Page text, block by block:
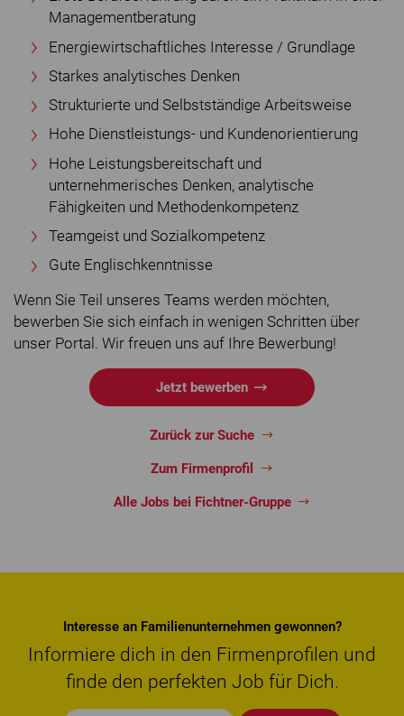
Managementberatung
Energiewirtschaftliches Interesse / Grundlage
Starkes analytisches Denken
Strukturierte und Selbstständige Arbeitsweise
Hohe Dienstleistungs- und Kundenorientierung
Hohe Leistungsbereitschaft und
unternehmerisches Denken, analytische
Fähigkeiten und Methodenkompetenz
Teamgeist und Sozialkompetenz
Gute Englischkenntnisse
Wenn Sie Teil unseres Teams werden möchten,
bewerben Sie sich einfach in wenigen Schritten über
unser Portal. Wir freuen uns auf Ihre Bewerbung!
Jetzt bewerben
Zurück zur Suche
Zum Firmenprofil
Alle Jobs bei Fichtner-Gruppe
Interesse an Familienunternehmen gewonnen?
Informiere dich in den Firmenprofilen und
finde den perfekten Job für Dich.